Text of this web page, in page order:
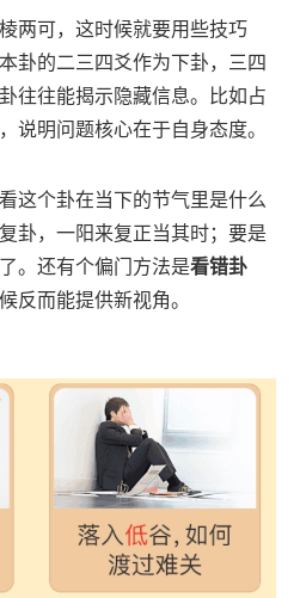
两可，这时候就要用些技巧
卦的二三四爻作为下卦，三四
往往能揭示隐藏信息。比如占
说明问题核心在于自身态度。
这个卦在当下的节气里是什么
卦，一阳来复正当其时；要是
。还有个偏门方法是看错卦
反而能提供新视角。